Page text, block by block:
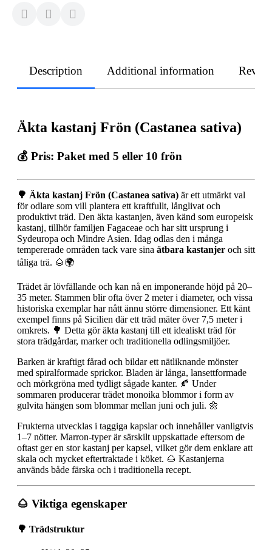
Description Additional information
Äkta kastanj Frön (Castanea sativa)
💰 Pris: Paket med 5 eller 10 frön
🌳 Äkta kastanj Frön (Castanea sativa) är ett utmärkt val
för odlare som vill plantera ett kraftfullt, långlivat och
produktivt träd. Den äkta kastanjen, även känd som europeisk
kastanj, tillhör familjen Fagaceae och har sitt ursprung i
Sydeuropa och Mindre Asien. Idag odlas den i många
tempererade områden tack vare sina ätbara kastanjer och sitt
tåliga trä. 🌰🌍
Trädet är lövfällande och kan nå en imponerande höjd på 20–
35 meter. Stammen blir ofta över 2 meter i diameter, och vissa
historiska exemplar har nått ännu större dimensioner. Ett känt
exempel finns på Sicilien där ett träd mäter över 7,5 meter i
omkrets. 🌳 Detta gör äkta kastanj till ett idealiskt träd för
stora trädgårdar, marker och traditionella odlingsmiljöer.
Barken är kraftigt fårad och bildar ett nätliknande mönster
med spiralformade sprickor. Bladen är långa, lansettformade
och mörkgröna med tydligt sågade kanter. 🍂 Under
sommaren producerar trädet monoika blommor i form av
gulvita hängen som blommar mellan juni och juli. 🌼
Frukterna utvecklas i taggiga kapslar och innehåller vanligtvis
1–7 nötter. Marron-typer är särskilt uppskattade eftersom de
oftast ger en stor kastanj per kapsel, vilket gör dem enklare att
skala och mycket eftertraktade i köket. 🌰 Kastanjerna
används både färska och i traditionella recept.
🌰 Viktiga egenskaper
🌳 Trädstruktur